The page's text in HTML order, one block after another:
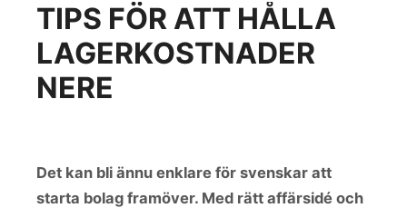
TIPS FÖR ATT HÅLLA
LAGERKOSTNADER
NERE
Det kan bli ännu enklare för svenskar att
starta bolag framöver. Med rätt affärsidé och